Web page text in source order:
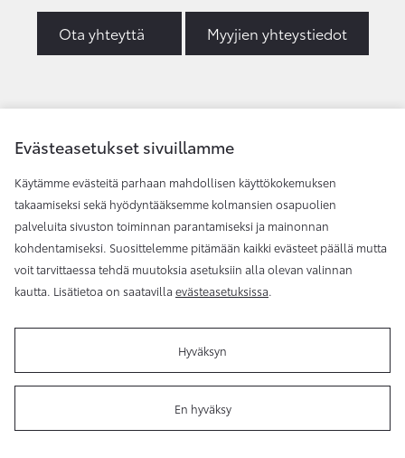
Ota yhteyttä Myyjien yhteystiedot
Toyota Helsinki
Evästeasetukset sivuillamme
Käytämme evästeitä parhaan mahdollisen käyttökokemuksen
takaamiseksi sekä hyödyntääksemme kolmansien osapuolien
palveluita sivuston toiminnan parantamiseksi ja mainonnan
kohdentamiseksi. Suosittelemme pitämään kaikki evästeet päällä mutta
voit tarvittaessa tehdä muutoksia asetuksiin alla olevan valinnan
kautta. Lisätietoa on saatavilla evästeasetuksissa.
Hyväksyn
En hyväksy